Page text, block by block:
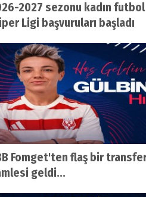
2027 sezonu kadın futbol
Ligi başvuruları başladı
Fomget'ten flaş bir
geldi...